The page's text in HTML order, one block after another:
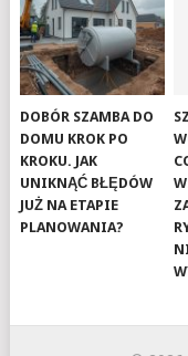
DOBÓR SZAMBA DO
DOMU KROK PO
KROKU. JAK
UNIKNĄĆ BŁĘDÓW
JUŻ NA ETAPIE
PLANOWANIA?